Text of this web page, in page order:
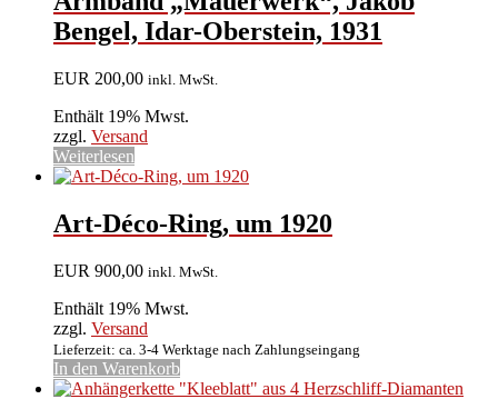
Bengel, Idar-Oberstein, 1931
EUR 200,00 inkl. MwSt.
Enthält 19% Mwst.
zzgl. Versand
Weiterlesen
Art-Déco-Ring, um 1920
EUR 900,00 inkl. MwSt.
Enthält 19% Mwst.
zzgl. Versand
Lieferzeit: ca. 3-4 Werktage nach Zahlungseingang
In den Warenkorb